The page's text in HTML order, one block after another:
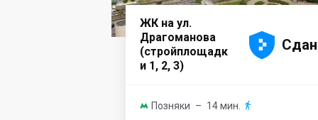
ЖК на ул.
Драгоманова
(стройплощадк
и 1, 2, 3)




 Сдан
 Позняки – 14 мин. 